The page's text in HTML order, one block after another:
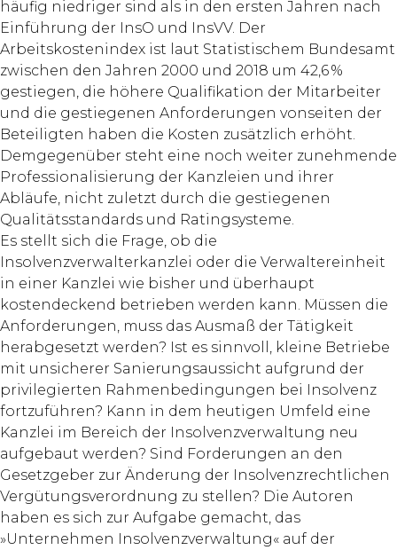
häufig niedriger sind als in den ersten Jahren nach
Einführung der InsO und InsVV. Der
Arbeitskostenindex ist laut Statistischem Bundesamt
zwischen den Jahren 2000 und 2018 um 42,6 %
gestiegen, die höhere Qualifikation der Mitarbeiter
und die gestiegenen Anforderungen vonseiten der
Beteiligten haben die Kosten zusätzlich erhöht.
Demgegenüber steht eine noch weiter zunehmende
Professionalisierung der Kanzleien und ihrer
Abläufe, nicht zuletzt durch die gestiegenen
Qualitätsstandards und Ratingsysteme.
Es stellt sich die Frage, ob die
Insolvenzverwalterkanzlei oder die Verwaltereinheit
in einer Kanzlei wie bisher und überhaupt
kostendeckend betrieben werden kann. Müssen die
Anforderungen, muss das Ausmaß der Tätigkeit
herabgesetzt werden? Ist es sinnvoll, kleine Betriebe
mit unsicherer Sanierungsaussicht aufgrund der
privilegierten Rahmenbedingungen bei Insolvenz
fortzuführen? Kann in dem heutigen Umfeld eine
Kanzlei im Bereich der Insolvenzverwaltung neu
aufgebaut werden? Sind Forderungen an den
Gesetzgeber zur Änderung der Insolvenzrechtlichen
Vergütungsverordnung zu stellen? Die Autoren
haben es sich zur Aufgabe gemacht, das
»Unternehmen Insolvenzverwaltung« auf der